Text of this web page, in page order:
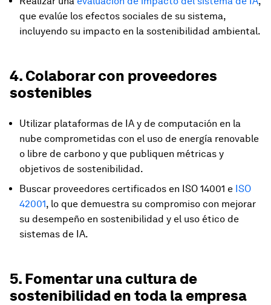
que evalúe los efectos sociales de su sistema,
incluyendo su impacto en la sostenibilidad ambiental.
4. Colaborar con proveedores
sostenibles
Utilizar plataformas de IA y de computación en la
nube comprometidas con el uso de energía renovable
o libre de carbono y que publiquen métricas y
objetivos de sostenibilidad.
Buscar proveedores certificados en ISO 14001 e ISO
42001, lo que demuestra su compromiso con mejorar
su desempeño en sostenibilidad y el uso ético de
sistemas de IA.
5. Fomentar una cultura de
sostenibilidad en toda la empresa